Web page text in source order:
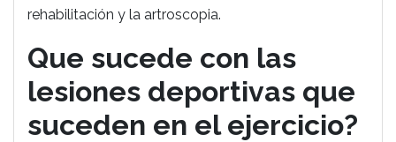
rehabilitación y la artroscopia.
Que sucede con las
lesiones deportivas que
suceden en el ejercicio?